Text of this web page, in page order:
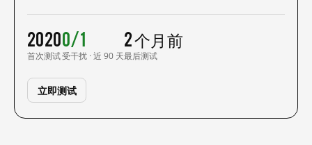
2020
首次测试
0/1
受干扰 · 近 90 天
2 个月前
最后测试
立即测试